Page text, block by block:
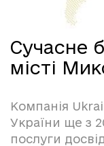
Сучасне
місті
Компанія
України ще з
послуги